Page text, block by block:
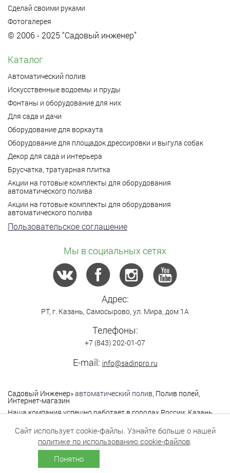
Сделай своими руками
Фотогалерея
© 2006 - 2025 “Садовый инженер”
Каталог
Автоматический полив
Искусственные водоемы и пруды
Фонтаны и оборудование для них
Для сада и дачи
Оборудование для воркаута
Оборудование для площадок дрессировки и выгула собак
Декор для сада и интерьера
Брусчатка, тратуарная плитка
Акции на готовые комплекты для оборудования
автоматического полива
Акции на готовые комплекты для оборудования
автоматического полива
Пользовательское соглашение
Мы в социальных сетях
Адрес:
РТ, г. Казань Самосырово ул. Мира, дом 1А
Телефоны:
+7 (843) 202-01-07
E-mail: info@sadinpro.ru
Садовый Инженер»автоматический полив , Полив полей,
Интернет-магазин
Наша компания успешно работает в городах России: Казань,
Владимир,Ярославль, Самара, Саратов, Уфа, Чебоксары,
Йошкар-Ола, Екатеринбург, Оренбург, Пермь,Саратов,
Тольятти, Тюмень и другие города.
Сайт использует cookie-файлы. Узнайте больше о нашей
политике по использованию cookie-файлов.
Понятно